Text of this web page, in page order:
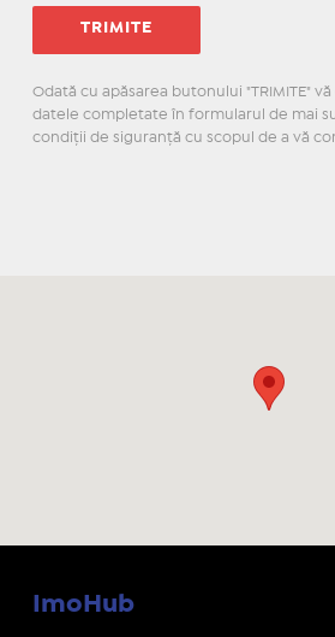
Odată cu apăsarea butonului "TRIMITE"
datele completate în formularul de mai
condiţii de siguranţă cu scopul de a vă
ImoHub